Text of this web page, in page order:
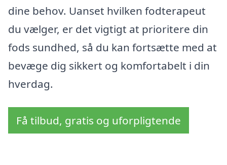
dine behov. Uanset hvilken fodterapeut
du vælger, er det vigtigt at prioritere din
fods sundhed, så du kan fortsætte med at
bevæge dig sikkert og komfortabelt i din
hverdag.
Få tilbud, gratis og uforpligtende